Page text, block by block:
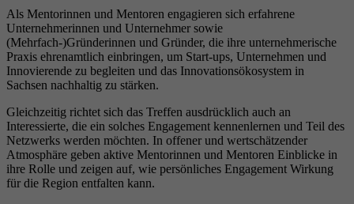
Als Mentorinnen und Mentoren engagieren sich erfahrene
Unternehmerinnen und Unternehmer sowie
(Mehrfach‑)Gründerinnen und Gründer, die ihre unternehmerische
Praxis ehrenamtlich einbringen, um Start-ups, Unternehmen und
Innovierende zu begleiten und das Innovationsökosystem in
Sachsen nachhaltig zu stärken.
Gleichzeitig richtet sich das Treffen ausdrücklich auch an
Interessierte, die ein solches Engagement kennenlernen und Teil des
Netzwerks werden möchten. In offener und wertschätzender
Atmosphäre geben aktive Mentorinnen und Mentoren Einblicke in
ihre Rolle und zeigen auf, wie persönliches Engagement Wirkung
für die Region entfalten kann.